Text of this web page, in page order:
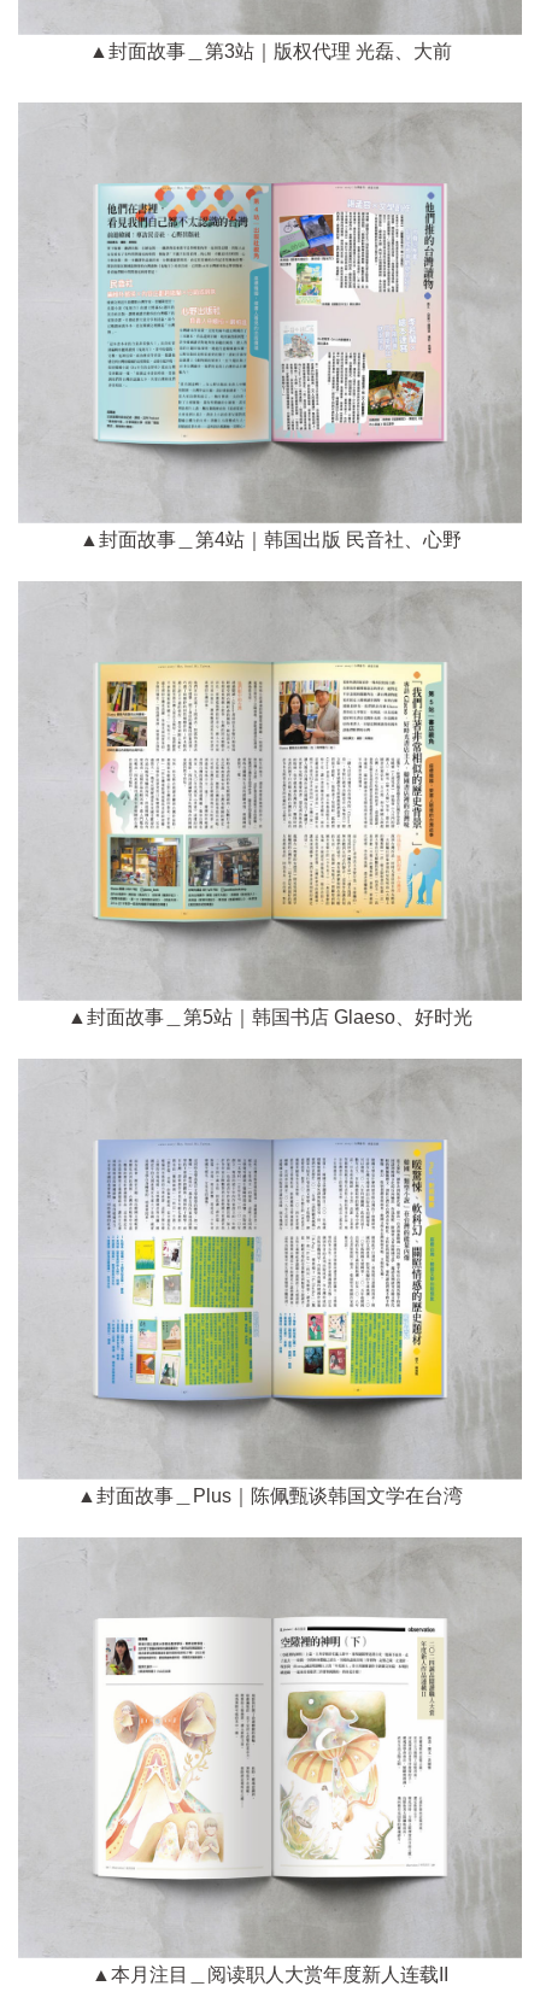
▲封面故事＿第3站｜版权代理 光磊、大前
▲封面故事＿第4站｜韩国出版 民音社、心野
▲封面故事＿第5站｜韩国书店 Glaeso、好时光
▲封面故事＿Plus｜陈佩甄谈韩国文学在台湾
▲本月注目＿阅读职人大赏年度新人连载II